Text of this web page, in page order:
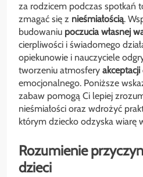
za rodzicem podczas spotkań
zmagać się z nieśmiałością.
budowaniu poczucia własnej
cierpliwości i świadomego
opiekunowie i nauczyciele
tworzeniu atmosfery akceptacji
emocjonalnego. Poniższe
zabaw pomogą Ci lepiej
nieśmiałości oraz wdrożyć
którym dziecko odzyska wiarę
Rozumienie
dzieci